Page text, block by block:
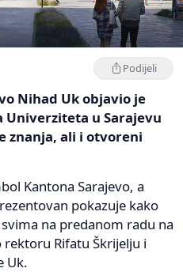
Podijeli
Nihad Uk objavio je
Univerziteta u Sarajevu
znanja, ali i otvoreni
Kantona Sarajevo, a
pokazuje kako
na predanom radu na
Rifatu Škrijelju i
Uk.